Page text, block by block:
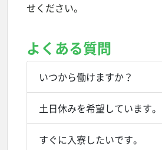
せください。
よくある質問
いつから働けますか？
土日休みを希望しています。
すぐに入寮したいです。